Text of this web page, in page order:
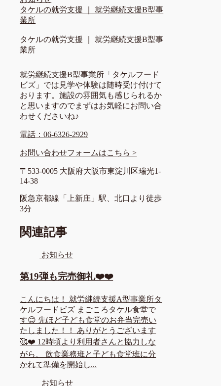
タケルの就労支援 ｜ 就労継続支援B型事
業所
タケルの就労支援 ｜ 就労継続支援B型事
業所
就労継続支援B型事業所「タケルフード
ビズ」では見学や体験は随時受け付けて
おります。施設の雰囲気も感じられるか
と思いますのでまずはお気軽にお問い合
わせくださいね♪
電話：06-6326-2929
お問い合わせフォームはこちら >
〒533-0005 大阪府大阪市東淀川区瑞光1-
14-38
阪急京都線「上新庄」駅、北口より徒歩
3分
関連記事
お知らせ
第19弾も完売御礼❤️❤️
こんにちは！ 就労継続支援A型事業所タ
ケルフードビズ まごころタケル食堂で
す😊 先ほど子ども食堂のお弁当完売い
たしました！！ ありがとうございます
🥰❤️ 12時頃より利用者さんと協力しな
がら、 飲食業務班と子ども食堂班に分
かれて準備を開始し...
お知らせ